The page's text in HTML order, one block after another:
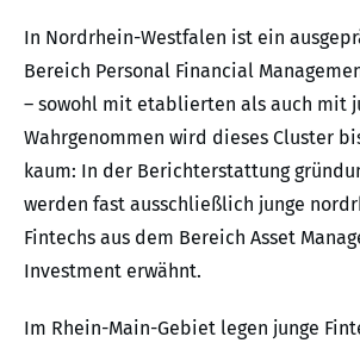
In Nordrhein-Westfalen ist ein
Bereich Personal Financial
– sowohl mit etablierten als auch mit
Wahrgenommen wird dieses Cluster
kaum: In der Berichterstattung
werden fast ausschließlich junge
Fintechs aus dem Bereich Asset
Investment erwähnt.
Im Rhein-Main-Gebiet legen junge